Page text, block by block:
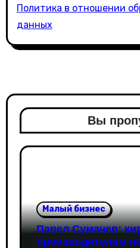
Политика в отношении
данных
Вы
Малый бизнес
Павел Сумачев:
производителям